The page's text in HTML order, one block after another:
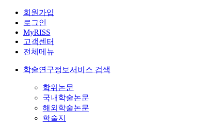
회원가입
로그인
MyRISS
고객센터
전체메뉴
학술연구정보서비스 검색
학위논문
국내학술논문
해외학술논문
학술지